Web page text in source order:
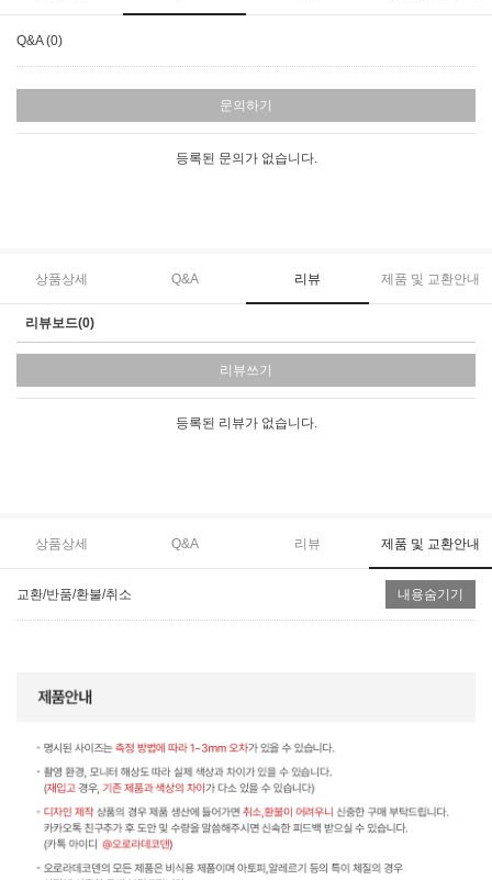
Q&A (0)
문의하기
등록된 문의가 없습니다.
상품상세 Q&A 리뷰 제품 및 교환안내
리뷰보드(0)
리뷰쓰기
등록된 리뷰가 없습니다.
상품상세 Q&A 리뷰 제품 및 교환안내
교환/반품/환불/취소 내용숨기기